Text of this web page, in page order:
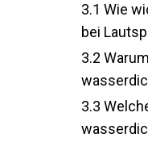
3.1 Wie
bei
3.2
3.3